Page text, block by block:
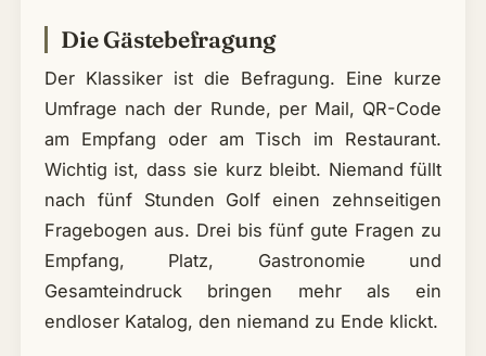
Die Gästebefragung
Der Klassiker ist die Befragung. Eine kurze
Umfrage nach der Runde, per Mail, QR-Code
am Empfang oder am Tisch im Restaurant.
Wichtig ist, dass sie kurz bleibt. Niemand füllt
nach fünf Stunden Golf einen zehnseitigen
Fragebogen aus. Drei bis fünf gute Fragen zu
Empfang, Platz, Gastronomie und
Gesamteindruck bringen mehr als ein
endloser Katalog, den niemand zu Ende klickt.